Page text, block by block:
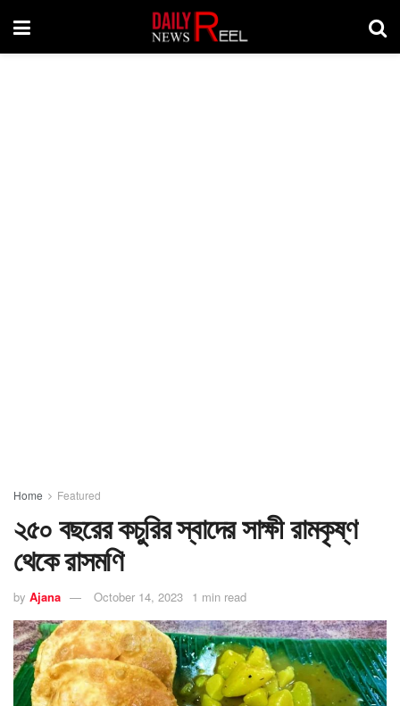
Home Featured
২৫০ বছরের কচুরির স্বাদের সাক্ষী রামকৃষ্ণ
থেকে রাসমণি
by Ajana October 14, 2023 1 min read